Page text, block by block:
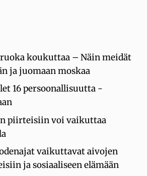
koukuttaa – Näin meidät
ja juomaan moskaa
16 persoonallisuutta -
piirteisiin voi vaikuttaa
vaikuttavat aivojen
ja sosiaaliseen elämään